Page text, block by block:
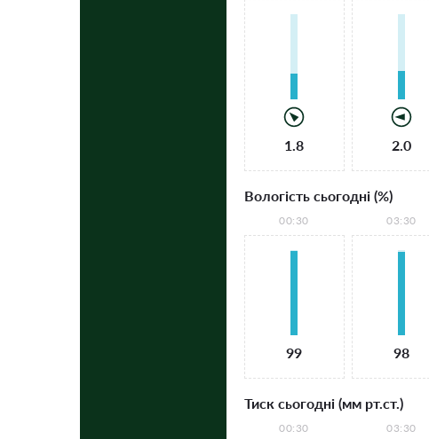
1.8 2.0
Вологість сьогодні (%)
00:30
99
03:30
98
Тиск сьогодні (мм рт.ст.)
00:30 03:30